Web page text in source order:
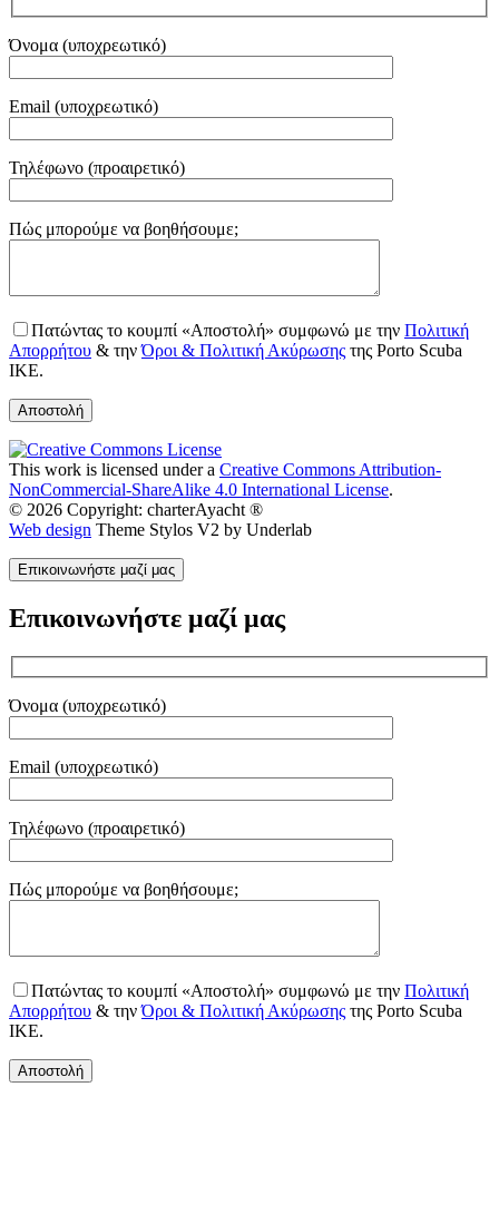
Όνομα (υποχρεωτικό)
Email (υποχρεωτικό)
Τηλέφωνο (προαιρετικό)
Gender
Πώς μπορούμε να βοηθήσουμε;
Πατώντας το κουμπί «Αποστολή» συμφωνώ με την Πολιτική
Απορρήτου & τηνΌροι & Πολιτική Ακύρωσης της Porto Scuba
IKE.
This work is licensed under a Creative Commons Attribution-
NonCommercial-ShareAlike 4.0 International License.
© 2026 Copyright: charterAyacht ®
Web design Theme Stylos V2 by Underlab
Επικοινωνήστε μαζί μας
Επικοινωνήστε μαζί μας
Όνομα (υποχρεωτικό)
Email (υποχρεωτικό)
Τηλέφωνο (προαιρετικό)
Gender
Πώς μπορούμε να βοηθήσουμε;
Πατώντας το κουμπί «Αποστολή» συμφωνώ με την Πολιτική
Απορρήτου & τηνΌροι & Πολιτική Ακύρωσης της Porto Scuba
IKE.